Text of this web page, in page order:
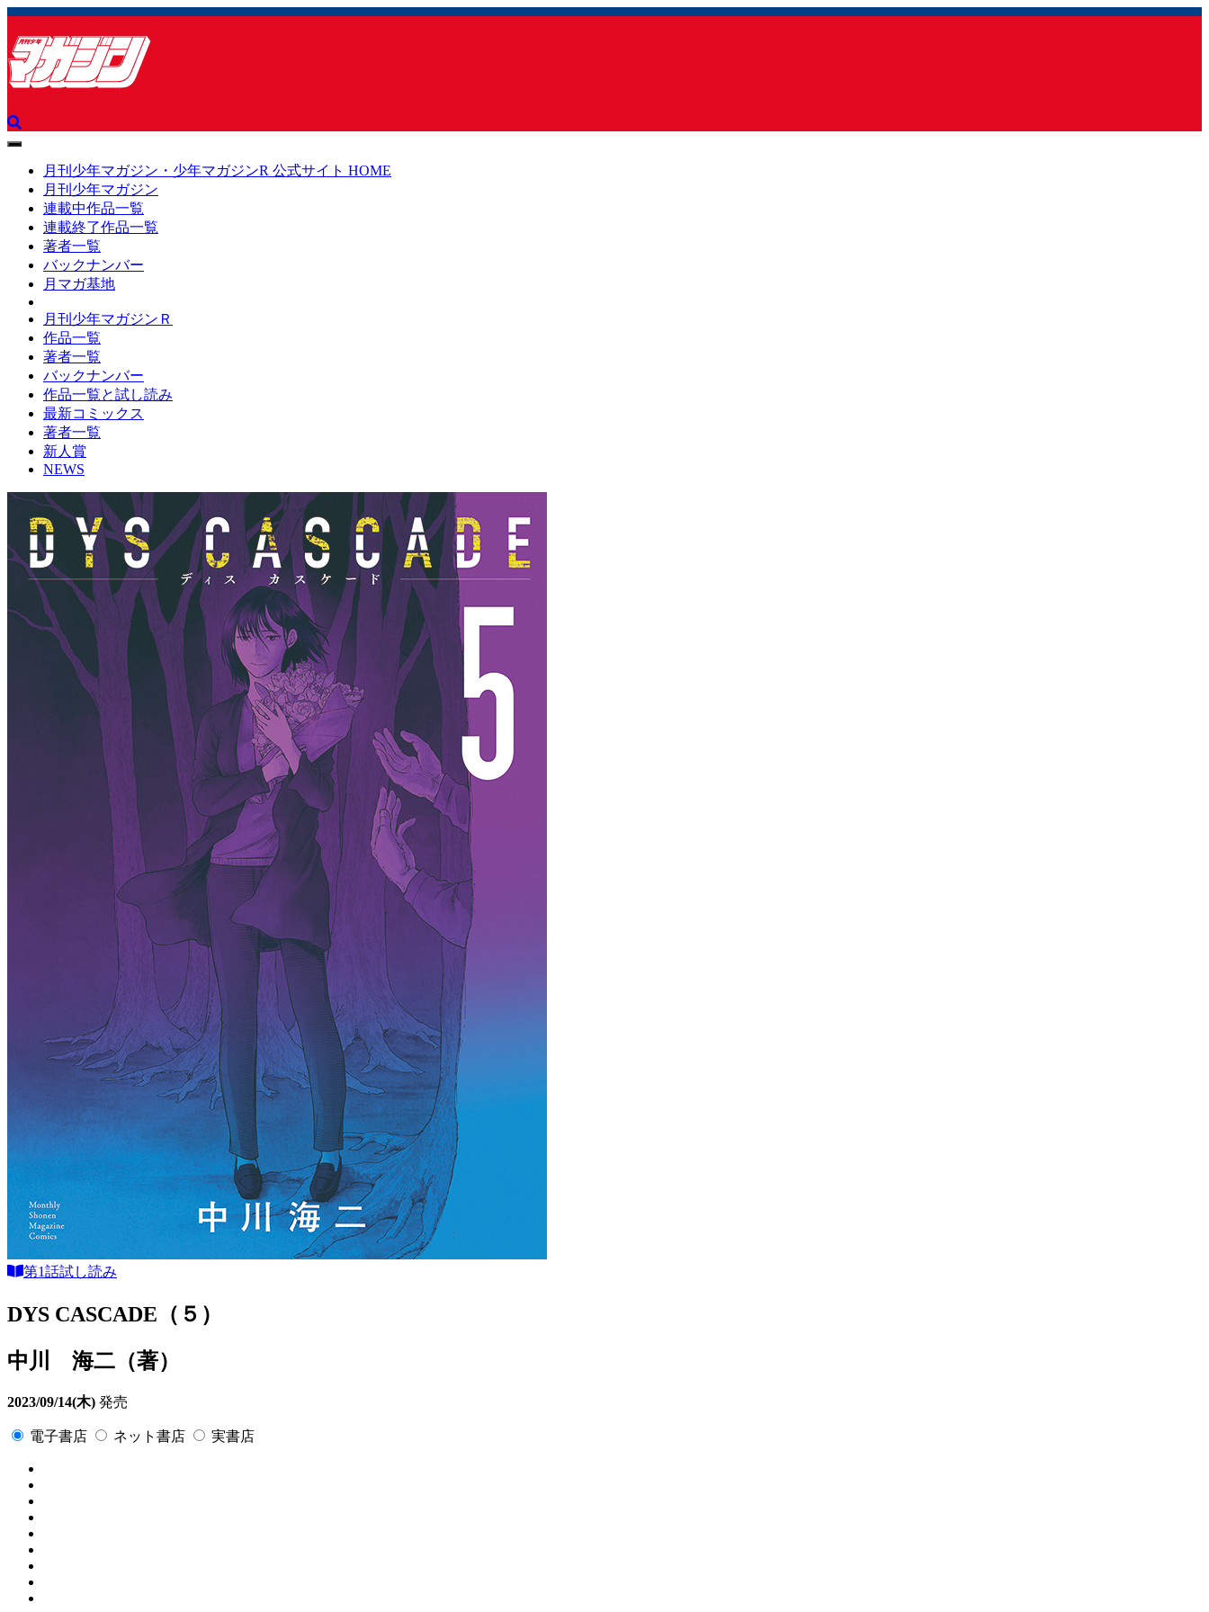
toggle
navigation月刊少年マガジン・少年マガジンR 公式サイト HOME
月刊少年マガジン
連載中作品一覧
連載終了作品一覧
著者一覧
バックナンバー
月マガ基地
月刊少年マガジンＲ
作品一覧
著者一覧
バックナンバー
作品一覧と試し読み
最新コミックス
著者一覧
新人賞
NEWS
第1話試し読み
DYS CASCADE（５）
中川 海二（著）
2023/09/14(木) 発売
電子書店 ネット書店 実書店